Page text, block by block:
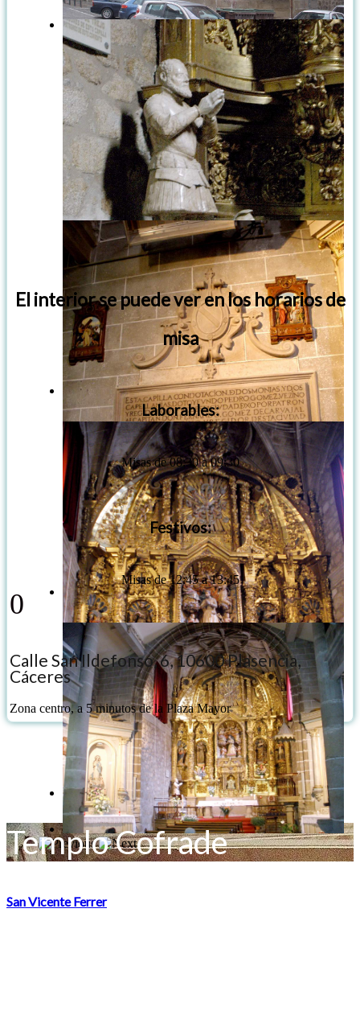
El interior se puede ver en los horarios de
misa
Laborables:
Misas de 08:30 a 09:30
Festivos:
Misas de 12:45 a 13:45
0
Calle San Ildefonso, 6, 10600 Plasencia,
Cáceres
Zona centro, a 5 minutos de la Plaza Mayor
Templo Cofrade
San Vicente Ferrer